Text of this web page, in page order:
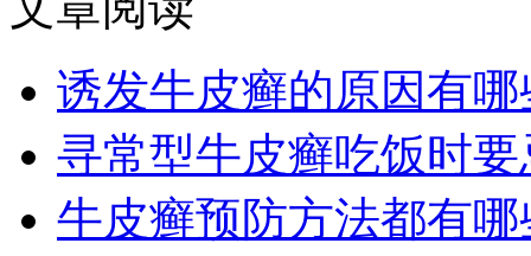
诱发牛皮癣的原因有哪
寻常型牛皮癣吃饭时
牛皮癣预防方法都有哪